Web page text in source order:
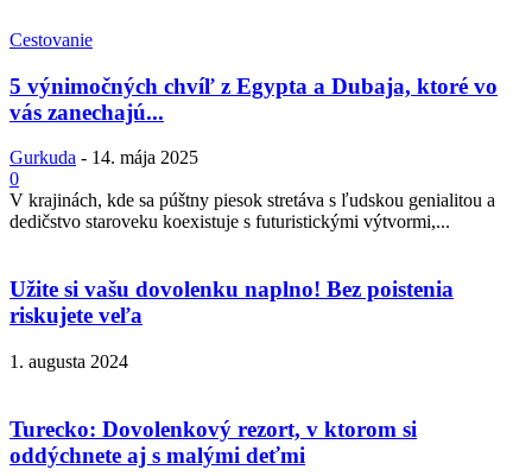
Cestovanie
5 výnimočných chvíľ z Egypta a Dubaja, ktoré vo
vás zanechajú...
Gurkuda - 14. mája 2025
0
V krajinách, kde sa púštny piesok stretáva s ľudskou genialitou a
dedičstvo staroveku koexistuje s futuristickými výtvormi,...
Užite si vašu dovolenku naplno! Bez poistenia
riskujete veľa
1. augusta 2024
Turecko: Dovolenkový rezort, v ktorom si
oddýchnete aj s malými deťmi